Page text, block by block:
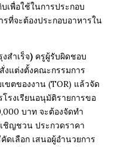
เพื่อใช้ในการประกอบ
รที่จะต้องประกอบอาหารใน
สำเร็จ) ครูผู้รับผิดชอบ
งแต่งตั้งคณะกรรมการ
ตของงาน (TOR) แล้วจัด
รงเรียนอนุมัติรายการขอ
บาท จะต้องจัดทำ
ชิญชวน ประกวดราคา
ดเลือก เสนอผู้อำนวยการ